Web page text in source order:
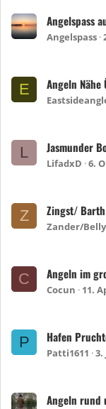
Angelspass
Angelspass
E Angeln
L Jasmunder
LifadxD 6.
Z Zingst/
Zander/
C Angeln im
Cocun 11.
P Hafen
Patti1611 3.
Angeln rund